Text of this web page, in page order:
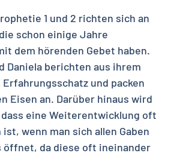
1 und 2 richten sich an
schon einige Jahre
dem hörenden Gebet haben.
Daniela berichten aus ihrem
Erfahrungsschatz und packen
Eisen an. Darüber hinaus wird
eine Weiterentwicklung oft
wenn man sich allen Gaben
öffnet, da diese oft ineinander